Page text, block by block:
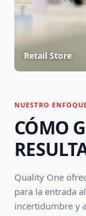
NUESTRO
CÓMO
Quality One
para la entrada
incertidumbre y
Retail Store